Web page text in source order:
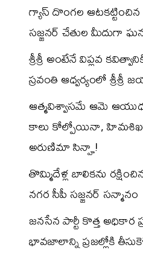
గ్యాస్ దొంగల ఆటకట్టించిన
సజ్జనర్ చేతుల మీదుగా
శ్రీశ్రీ అంటేనే విప్లవ
స్రవంతి ఆధ్వర్యంలో శ్రీశ్రీ
ఆత్మవిశ్వాసమే ఆమె
కాలు కోల్పోయినా,
అరుణిమా సిన్హా!
తొమ్మిదేళ్ల బాలికను
నగర సీపీ సజ్జనర్ సన్మానం
జనసేన పార్టీ కొత్త అధికార
భావజాలాన్ని ప్రజల్లోకి